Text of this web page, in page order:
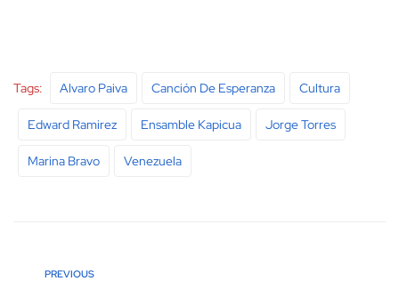
Tags: Alvaro Paiva Canción De Esperanza Cultura
Edward Ramirez Ensamble Kapicua Jorge Torres
Marina Bravo Venezuela
PREVIOUS